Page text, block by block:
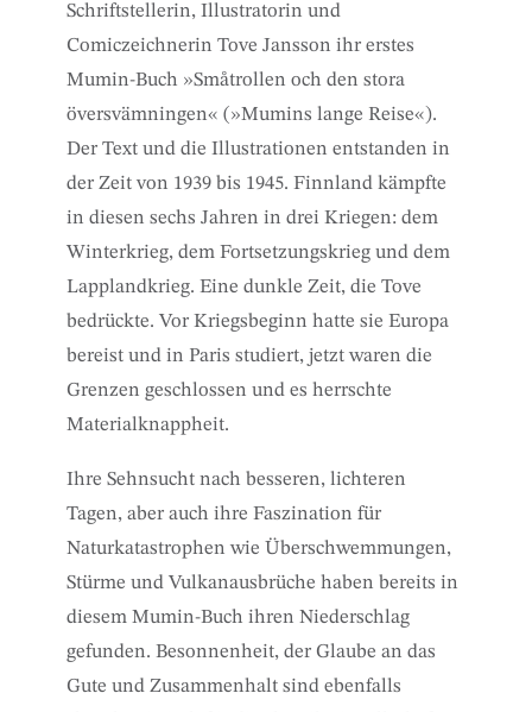
Schriftstellerin, Illustratorin und
Comiczeichnerin Tove Jansson ihr erstes
Mumin-Buch »Småtrollen och den stora
översvämningen« (»Mumins lange Reise«).
Der Text und die Illustrationen entstanden in
der Zeit von 1939 bis 1945. Finnland kämpfte
in diesen sechs Jahren in drei Kriegen: dem
Winterkrieg, dem Fortsetzungskrieg und dem
Lapplandkrieg. Eine dunkle Zeit, die Tove
bedrückte. Vor Kriegsbeginn hatte sie Europa
bereist und in Paris studiert, jetzt waren die
Grenzen geschlossen und es herrschte
Materialknappheit.
Ihre Sehnsucht nach besseren, lichteren
Tagen, aber auch ihre Faszination für
Naturkatastrophen wie Überschwemmungen,
Stürme und Vulkanausbrüche haben bereits in
diesem Mumin-Buch ihren Niederschlag
gefunden. Besonnenheit, der Glaube an das
Gute und Zusammenhalt sind ebenfalls